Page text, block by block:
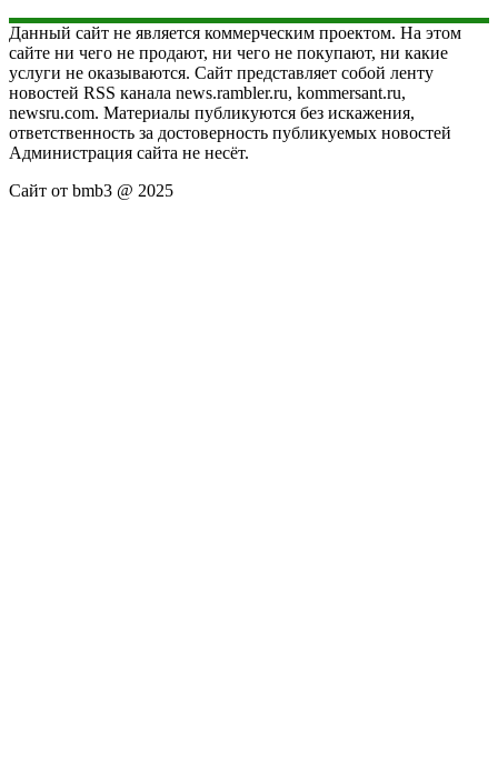
Данный сайт не является коммерческим проектом. На этом
сайте ни чего не продают, ни чего не покупают, ни какие
услуги не оказываются. Сайт представляет собой ленту
новостей RSS канала news.rambler.ru, kommersant.ru,
newsru.com. Материалы публикуются без искажения,
ответственность за достоверность публикуемых новостей
Администрация сайта не несёт.
Сайт от bmb3 @ 2025